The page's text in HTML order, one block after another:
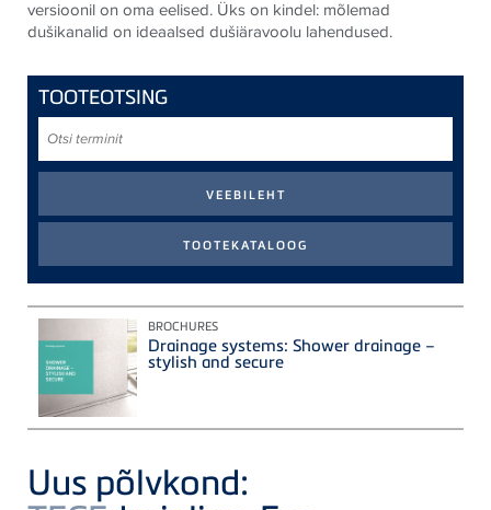
versioonil on oma eelised. Üks on kindel: mõlemad
dušikanalid on ideaalsed dušiäravoolu lahendused.
TOOTEOTSING
terminit
BROCHURES
Drainage systems: Shower drainage –
stylish and secure
Uus põlvkond: